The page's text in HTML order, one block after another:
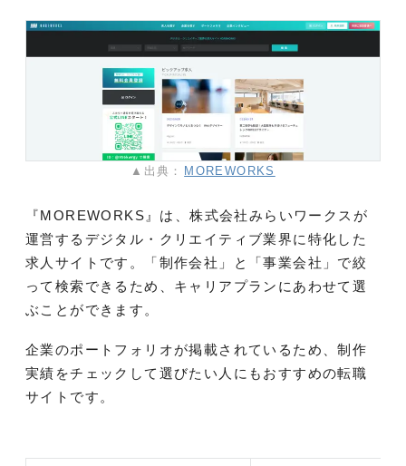
▲出典： MOREWORKS
『MOREWORKS』は、株式会社みらいワークスが
運営するデジタル・クリエイティブ業界に特化した
求人サイトです。「制作会社」と「事業会社」で絞
って検索できるため、キャリアプランにあわせて選
ぶことができます。
企業のポートフォリオが掲載されているため、制作
実績をチェックして選びたい人にもおすすめの転職
サイトです。